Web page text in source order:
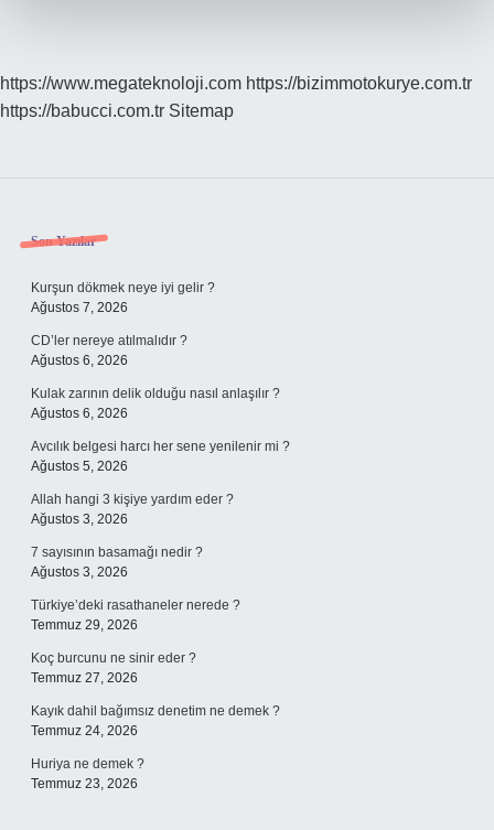
https://www.megateknoloji.com https://bizimmotokurye.com.tr
https://babucci.com.tr Sitemap
Sidebar
Son Yazılar
Kurşun dökmek neye iyi gelir ?
Ağustos 7, 2026
CD’ler nereye atılmalıdır ?
Ağustos 6, 2026
Kulak zarının delik olduğu nasıl anlaşılır ?
Ağustos 6, 2026
Avcılık belgesi harcı her sene yenilenir mi ?
Ağustos 5, 2026
Allah hangi 3 kişiye yardım eder ?
Ağustos 3, 2026
7 sayısının basamağı nedir ?
Ağustos 3, 2026
Türkiye’deki rasathaneler nerede ?
Temmuz 29, 2026
Koç burcunu ne sinir eder ?
Temmuz 27, 2026
Kayık dahil bağımsız denetim ne demek ?
Temmuz 24, 2026
Huriya ne demek ?
Temmuz 23, 2026